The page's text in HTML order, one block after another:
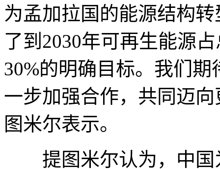
为孟加拉国的能源结构
了到2030年可再生能源
30%的明确目标。我们
一步加强合作，共同迈
图米尔表示。
提图米尔认为，中国